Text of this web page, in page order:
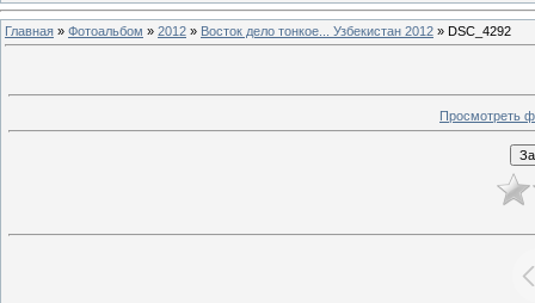
Главная » Фотоальбом » 2012 » Восток дело тонкое... Узбекистан 2012 » DSC_4292
Просмотреть